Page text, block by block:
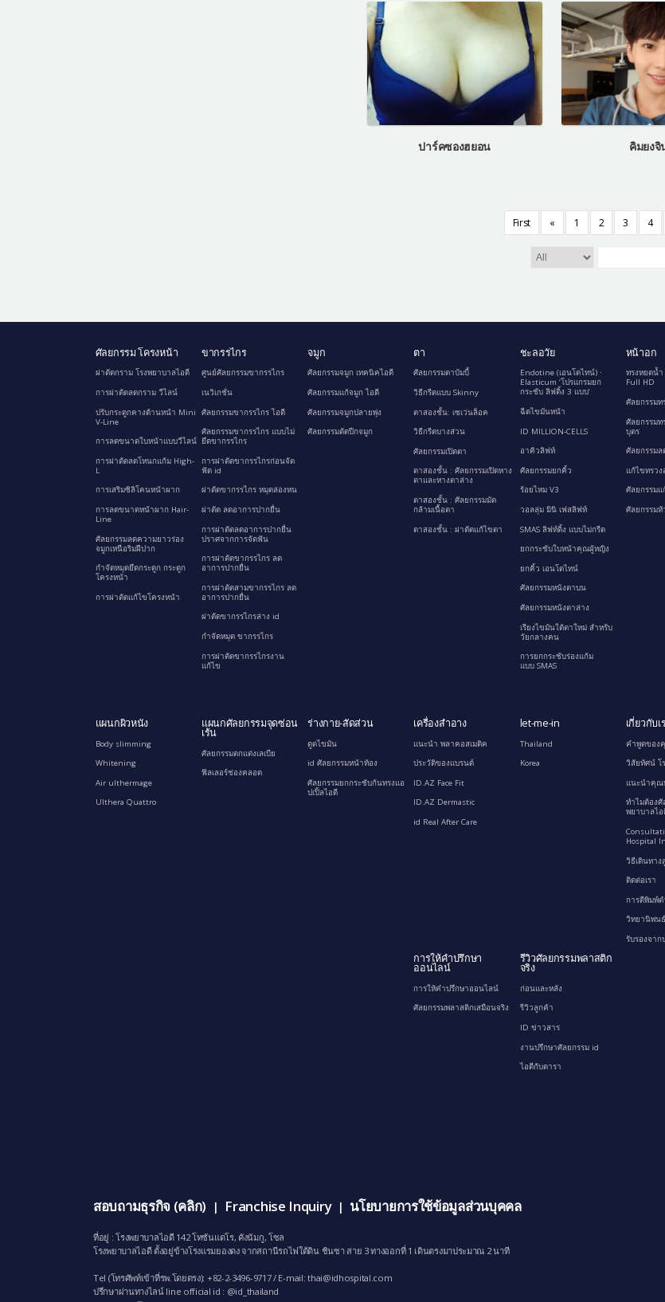
ปาร์คซองฮยอน คิมยงจิ
First « 1 2 3 4
ศัลยกรรม โครงหน้า
ผ่าตัดกราม โรงพยาบาลไอดี
การผ่าตัดลดกราม วีไลน์
ปรับกระดูกคางด้านหน้า Mini
V-Line
การลดขนาดใบหน้าแบบวีไลน์
การผ่าตัดลดโหนกแก้ม High-
L
การเสริมซิลิโคนหน้าผาก
การลดขนาดหน้าผาก Hair-
Line
ศัลยกรรมลดความยาวร่อง
จมูกเหนือริมฝีปาก
กำจัดหมุดยึดกระดูก กระดูก
โครงหน้า
การผ่าตัดแก้ไขโครงหน้า
ขากรรไกร
ศูนย์ศัลยกรรมขากรรไกร
เนวิเกชั่น
ศัลยกรรมขากรรไกร ไอดี
ศัลยกรรมขากรรไกร แบบไม่
ยึดขากรรไกร
การผ่าตัดขากรรไกรก่อนจัด
ฟัด id
ผ่าตัดขากรรไกร หมุดล่องหน
ผ่าตัด ลดอาการปากยื่น
การผ่าตัดลดอาการปากยื่น
ปราศจากการจัดฟัน
การผ่าตัดขากรรไกร ลด
อาการปากยื่น
การผ่าตัดสามขากรรไกร ลด
อาการปากยื่น
ผ่าตัดขากรรไกรล่าง id
กำจัดหมุด ขากรรไกร
การผ่าตัดขากรรไกรงาน
แก้ไข
จมูก
ศัลยกรรมจมูก เทคนิคไอดี
ศัลยกรรมแก้จมูก ไอดี
ศัลยกรรมจมูกปลายพุ่ง
ศัลยกรรมตัดปีกจมูก
ตา
ศัลยกรรมตาบัมบี้
วิธีกรีดแบบ Skinny
ตาสองชั้น: เซเว่นล็อค
วิธีกรีดบางส่วน
ศัลยกรรมเปิดตา
ตาสองชั้น : ศัลยกรรมเปิดหาง
ตาและหางตาล่าง
ตาสองชั้น : ศัลยกรรมมัด
กล้ามเนื้อตา
ตาสองชั้น : ผ่าตัดแก้ไขตา
ชะลอวัย
Endotine (เอนโดไทน์) ∙
Elasticum ‘โปรแกรมยก
กระชับ ลิฟติ้ง 3 แบบ’
ฉีดไขมันหน้า
ID MILLION-CELLS
อาคิวลิฟท์
ศัลยกรรมยกคิ้ว
ร้อยไหม V3
วอลลุ่ม มินิ เฟสลิฟท์
SMAS ลิฟท์ติ้ง แบบไม่กรีด
ยกกระชับใบหน้าคุณผู้หญิง
ยกคิ้ว เอนโดไทน์
ศัลยกรรมหนังตาบน
ศัลยกรรมหนังตาล่าง
เรียงไขมันใต้ตาใหม่ สำหรับ
วัยกลางคน
การยกกระชับร่องแก้ม
แบบ SMAS
หน้าอก
ทรงหยดน้
Full HD
ศัลยกรรมท
ศัลยกรรม
บุตร
ศัลยกรรม
แก้ไขทรว
ศัลยกรรม
ศัลยกรรม
แผนกผิวหนัง
Body slimming
Whitening
Air ulthermage
Ulthera Quattro
แผนกศัลยกรรมจุดซ่อน
เร้น
ศัลยกรรมตกแต่งเลเบีย
ฟิลเลอร์ช่องคลอด
ร่างกาย-สัดส่วน
ดูดไขมัน
id ศัลยกรรมหน้าท้อง
ศัลยกรรมยกกระชับก้นทรงแอ
ปเปิ้ลไอดี
เครื่องสำอาง
แนะนำ พลาคอสเมติค
ประวัติของแบรนด์
ID.AZ Face Fit
ID.AZ Dermastic
id Real After Care
let-me-in
Thailand
Korea
เกี่ยวกับเ
คำพูดของ
วิสัยทัศน์ โ
แนะนำคุณ
ทำไมต้องศั
พยาบาลไอ
Hospital
วิธีเดินทาง
ติดต่อเรา
การตีพิมพ์
วิทยานิพน
รับรองจาก
การให้คำปรึกษา
ออนไลน์
การให้คำปรึกษาออนไลน์
ศัลยกรรมพลาสติกเสมือนจริง
รีวิวศัลยกรรมพลาสติก
จริง
ก่อนและหลัง
รีวิวลูกค้า
ID ข่าวสาร
งานปรึกษาศัลยกรรม id
ไอดีกับดารา
สอบถามธุรกิจ (คลิก) | Franchise Inquiry | นโยบายการใช้ข้อมูลส่วนบุคคล
ที่อยู่ : โรงพยาบาลไอดี 142 โทซันแดโร, คังนัมกู, โซล
โรงพยาบาลไอดี ตั้งอยู่ข้างโรงแรมยองดง จากสถานีรถไฟใต้ดิน ชินซา สาย 3 ทางออกที่ 1 เดินตรงมาประมาณ 2 นาที
Tel (โทรศัพท์เข้าที่รพ.โดยตรง): +82-2-3496-9717 / E-mail:thai@idhospital.com
ปรึกษาผ่านทางไลน์ line official id : @id_thailand